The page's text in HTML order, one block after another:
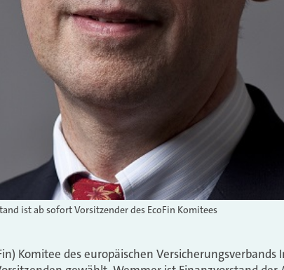
ist ab sofort Vorsitzender des EcoFin Komitees
Komitee des europäischen Versicherungsverbands